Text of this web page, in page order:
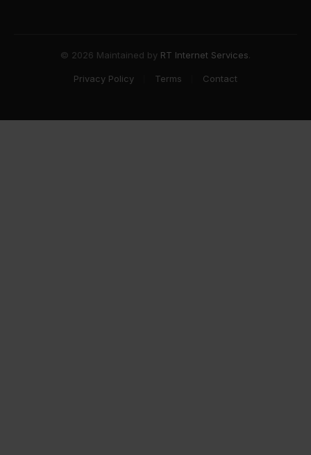
© 2026 Maintained by RT Internet Services
Privacy Policy Terms Contact